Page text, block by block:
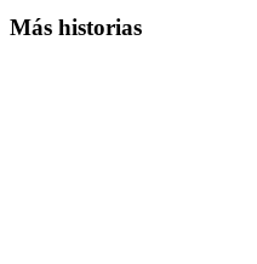
Más historias